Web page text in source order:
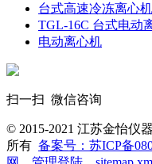
台式高速冷冻离心
TGL-16C 台式电动
电动离心机
扫一扫 微信咨询
© 2015-2021 江苏金怡仪
所有 备案号：苏ICP备